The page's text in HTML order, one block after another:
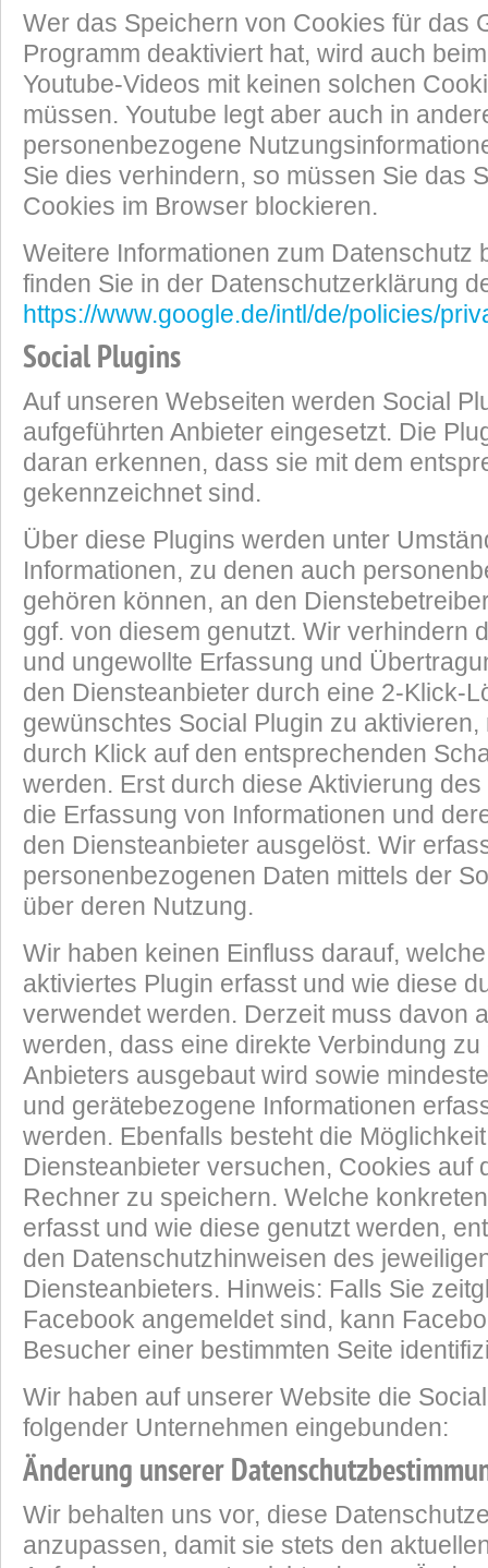
Wer das Speichern von Cookies für das
Programm deaktiviert hat, wird auch
Youtube-Videos mit keinen solchen
müssen. Youtube legt aber auch in
personenbezogene
Sie dies verhindern, so müssen Sie das
Cookies im Browser blockieren.
Weitere Informationen zum Datenschutz
finden Sie in der Datenschutzerklärung
https://www.google.de/intl/de/policies/
Social Plugins
Auf unseren Webseiten werden Social
aufgeführten Anbieter eingesetzt. Die
daran erkennen, dass sie mit dem
gekennzeichnet sind.
Über diese Plugins werden unter
Informationen, zu denen auch
gehören können, an den
ggf. von diesem genutzt. Wir verhindern
und ungewollte Erfassung und
den Diensteanbieter durch eine 2-Klick-
gewünschtes Social Plugin zu
durch Klick auf den entsprechenden
werden. Erst durch diese Aktivierung
die Erfassung von Informationen und
den Diensteanbieter ausgelöst. Wir
personenbezogenen Daten mittels der
über deren Nutzung.
Wir haben keinen Einfluss darauf,
aktiviertes Plugin erfasst und wie diese
verwendet werden. Derzeit muss davon
werden, dass eine direkte Verbindung
Anbieters ausgebaut wird sowie
und gerätebezogene Informationen
werden. Ebenfalls besteht die
Diensteanbieter versuchen, Cookies auf
Rechner zu speichern. Welche
erfasst und wie diese genutzt werden,
den Datenschutzhinweisen des
Diensteanbieters. Hinweis: Falls Sie
Facebook angemeldet sind, kann
Besucher einer bestimmten Seite
Wir haben auf unserer Website die
folgender Unternehmen eingebunden:
Änderung unserer
Wir behalten uns vor, diese
anzupassen, damit sie stets den